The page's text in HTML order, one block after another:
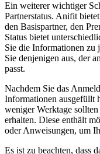
Ein weiterer wichtiger
Partnerstatus.​ Anifit
den Basispartner, ​den
Status bietet
Sie die Informationen zu
‌Sie denjenigen aus, der
passt.
Nachdem Sie das
Informationen ausgefüllt
weniger⁣ Werktage
erhalten. Diese enthält
oder‌ Anweisungen, um
Es ist zu beachten,⁢ dass